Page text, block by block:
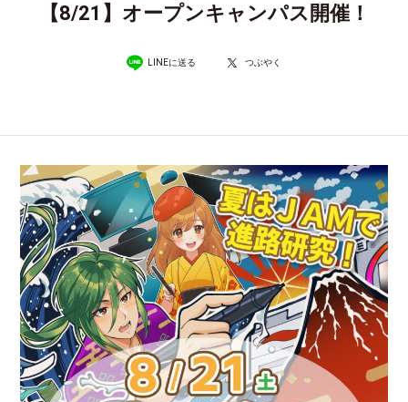
【8/21】オープンキャンパス開催！
LINEに送る つぶやく